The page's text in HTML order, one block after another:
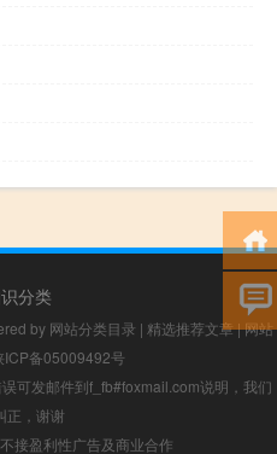
分类
by 网站分类目录 | 精选推荐文章|网站
ICP备05009492号
可发邮件到f_fb#foxmail.com说明，我们
正，谢谢
接盈利性广告及商业合作